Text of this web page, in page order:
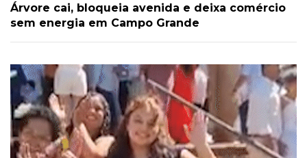
Árvore cai, bloqueia avenida e deixa comércio
sem energia em Campo Grande